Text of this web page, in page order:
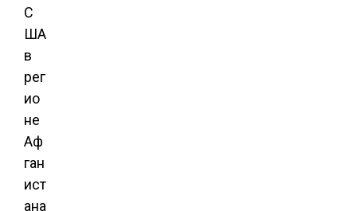
С
ША
в
рег
ио
не
Аф
ган
ист
ана